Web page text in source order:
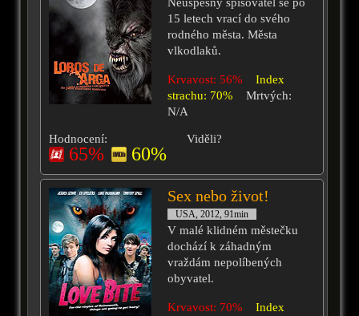
15 letech vrací do svého
rodného města. Města
vlkodlaků.
Krvavost: 56%
Index
strachu: 70%
Mrtvých:
N/A
Hodnocení:
65% 60%
Viděli?
Sex nebo život!
USA, 2012, 91min
V malé klidném městečku
dochází k záhadným
vraždám nepolíbených
obyvatel.
Krvavost: 70%
Index